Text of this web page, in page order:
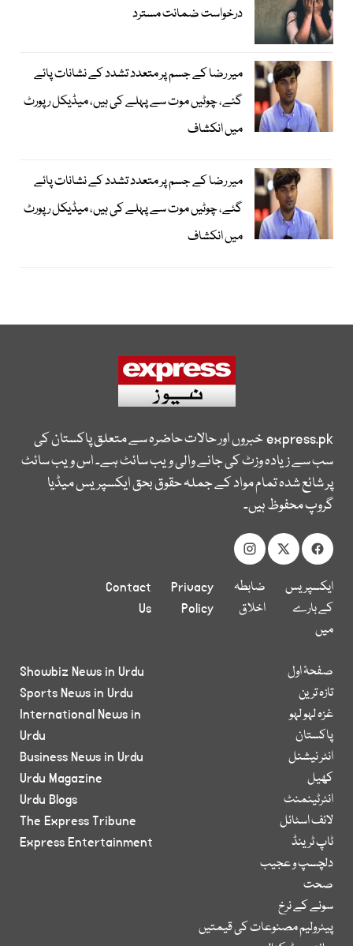
درخواست ضمانت مسترد
میر رضا کے جسم پر متعدد تشدد کے نشانات پائے
گئے، چوٹیں موت سے پہلے کی ہیں، میڈیکل رپورٹ
میں انکشاف
میر رضا کے جسم پر متعدد تشدد کے نشانات پائے
گئے، چوٹیں موت سے پہلے کی ہیں، میڈیکل رپورٹ
میں انکشاف
express.pkخبروں اور حالات حاضرہ سے متعلق پاکستان کی
سب سے زیادہ وزٹ کی جانے والی ویب سائٹ ہے۔ اس ویب سائٹ
پر شائع شدہ تمام مواد کے جملہ حقوق بحق ایکسپریس میڈیا
گروپ محفوظ ہیں۔
ایکسپریس
کے بارے
میں
ضابطہ
اخلاق
Privacy
Policy
Contact
Us
صفحۂ اول
تازہ ترین
غزہ لہو لہو
پاکستان
انٹر نیشنل
کھیل
انٹرٹینمنٹ
لائف اسٹائل
ٹاپ ٹرینڈ
دلچسپ و عجیب
صحت
سونے کے نرخ
پیٹرولیم مصنوعات کی قیمتیں
Showbiz News in Urdu
Sports News in Urdu
International News in
Urdu
Business News in Urdu
Urdu Magazine
Urdu Blogs
The Express Tribune
Express Entertainment